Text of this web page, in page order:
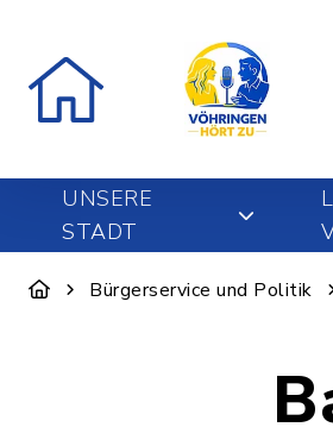
UNSERE
STADT
Bürgerservice und Politik